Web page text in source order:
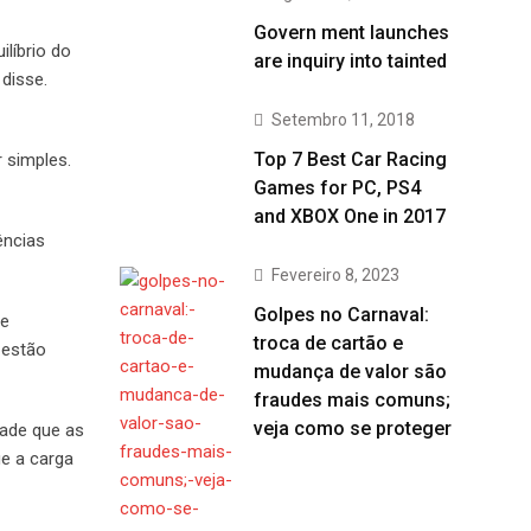
do
simples.
que as
a carga
Govern ment launches
are inquiry into tainted
Setembro 11, 2018
Top 7 Best Car Racing
Games for PC, PS4
and XBOX One in 2017
Fevereiro 8, 2023
Golpes no Carnaval:
troca de cartão e
mudança de valor são
fraudes mais comuns;
veja como se proteger